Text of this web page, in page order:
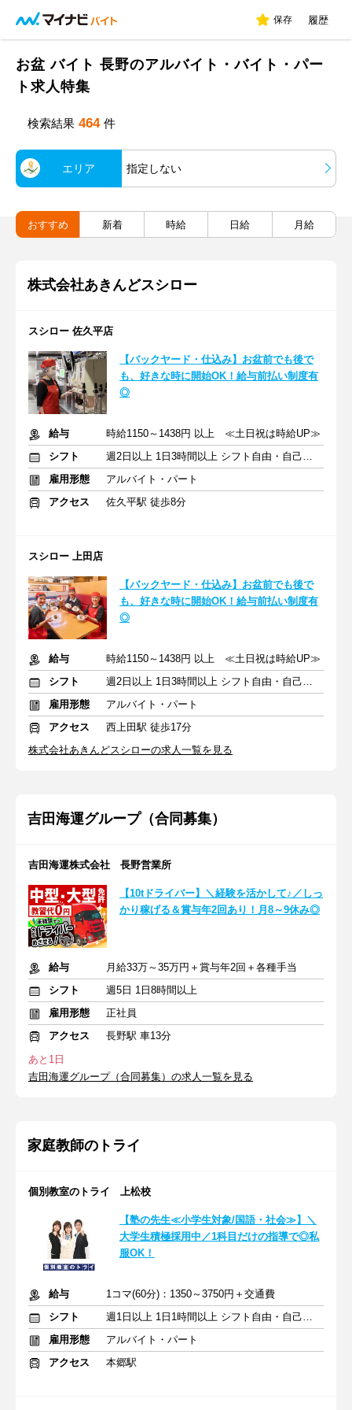
保存 履歴
お盆 バイト 長野のアルバイト・バイト・パー
ト求人特集
検索結果 464 件
エリア 指定しない
おすすめ 新着 時給 日給 月給
株式会社あきんどスシロー
スシロー 佐久平店
【バックヤード・仕込み】お盆前でも後で
も、好きな時に開始OK！給与前払い制度有
◎
給与
時給1150～1438円 以上 ≪土日祝は時給UP≫
シフト
週2日以上 1日3時間以上 シフト自由・自己申告
雇用形態
アルバイト・パート
アクセス
佐久平駅 徒歩8分
スシロー 上田店
【バックヤード・仕込み】お盆前でも後で
も、好きな時に開始OK！給与前払い制度有
◎
給与
時給1150～1438円 以上 ≪土日祝は時給UP≫
シフト
週2日以上 1日3時間以上 シフト自由・自己申告
雇用形態
アルバイト・パート
アクセス
西上田駅 徒歩17分
株式会社あきんどスシローの求人一覧を見る
吉田海運グループ（合同募集）
吉田海運株式会社 長野営業所
【10tドライバー】＼経験を活かして♪／しっ
かり稼げる＆賞与年2回あり！月8～9休み◎
給与
月給33万～35万円＋賞与年2回＋各種手当
シフト
週5日 1日8時間以上
雇用形態
正社員
アクセス
長野駅 車13分
あと1日
吉田海運グループ（合同募集）の求人一覧を見る
家庭教師のトライ
個別教室のトライ 上松校
【塾の先生≪小学生対象/国語・社会≫】＼
大学生積極採用中／1科目だけの指導で◎私
服OK！
給与
1コマ(60分)：1350～3750円＋交通費
シフト
週1日以上 1日1時間以上 シフト自由・自己申告
雇用形態
アルバイト・パート
アクセス
本郷駅